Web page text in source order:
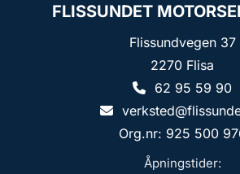
FLISSUNDET
Flissundvegen 37
2270 Flisa
62 95 59 90
Org.nr: 925 500
Åpningstider: